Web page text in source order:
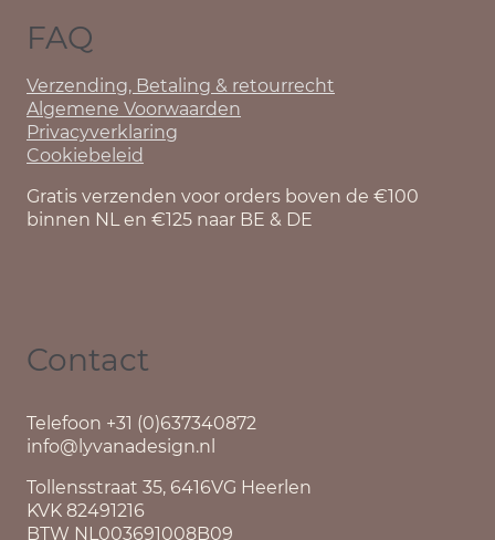
FAQ
Verzending, Betaling & retourrecht
Algemene Voorwaarden
Privacyverklaring
Cookiebeleid
Gratis verzenden voor orders boven de €100
binnen NL en €125 naar BE & DE
Contact
Telefoon +31 (0)637340872
info@lyvanadesign.nl
Tollensstraat 35, 6416VG Heerlen
KVK 82491216
BTW NL003691008B09